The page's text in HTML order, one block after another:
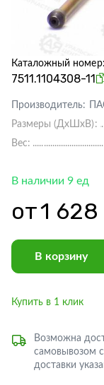
Каталожный номер:
7511.1104308-11
Производитель:
Размеры (ДхШхВ):
Вес:
В наличии 9 ед
от1
В корзину
Купить в 1 клик
Возможна
самовывозом
доставки